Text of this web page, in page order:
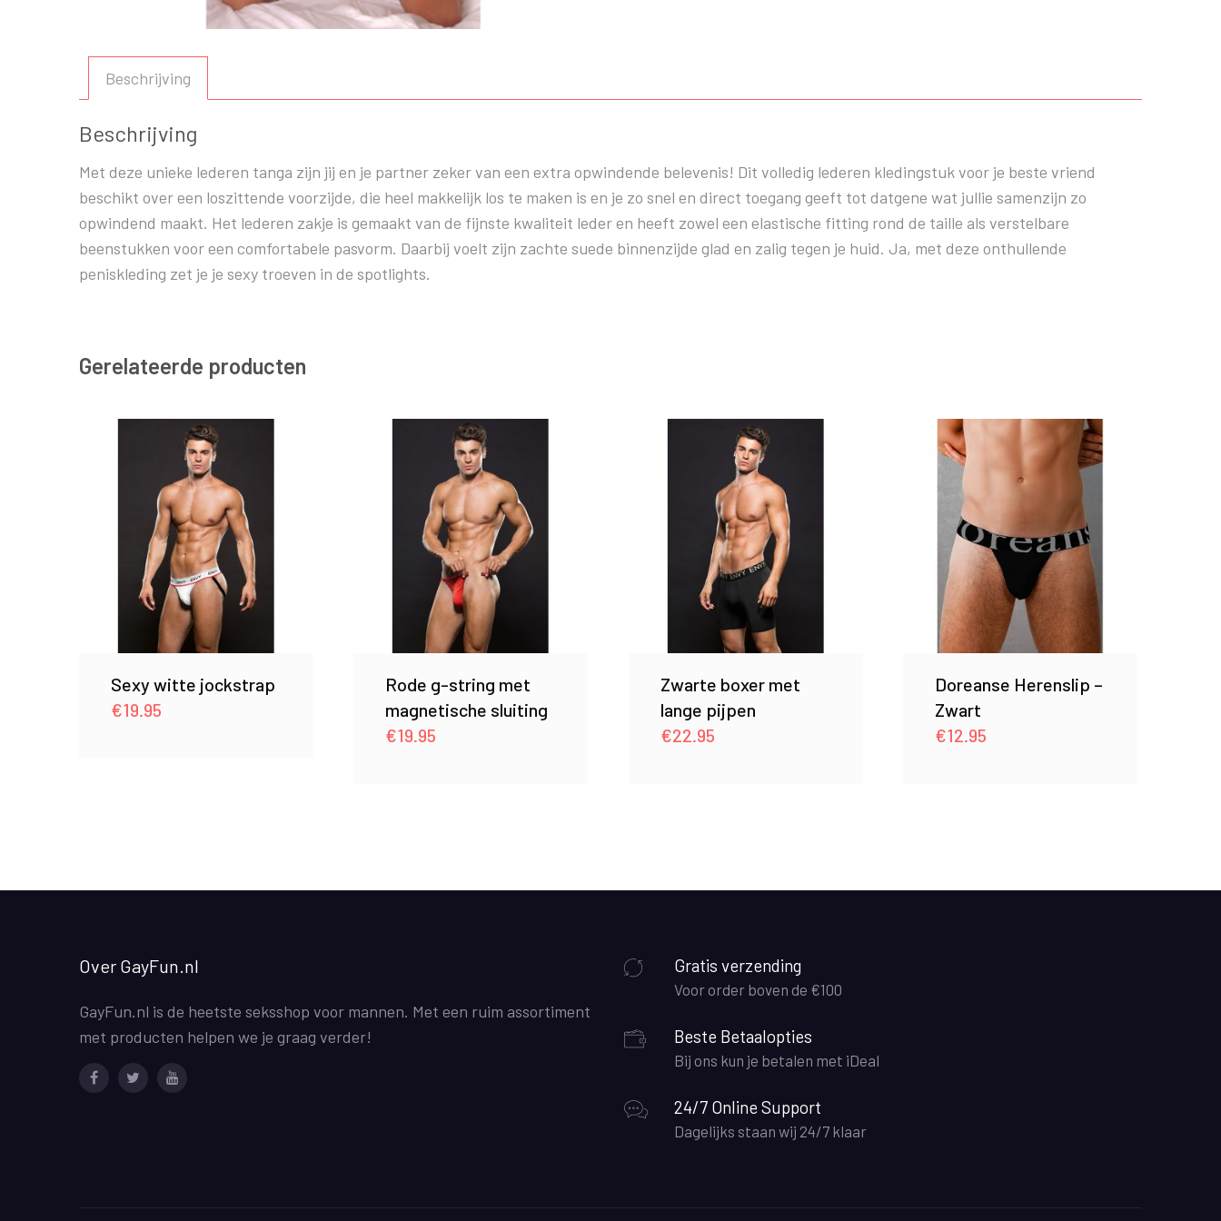
Beschrijving
Beschrijving
Met deze unieke lederen tanga zijn jij en je partner zeker van een extra opwindende belevenis! Dit volledig lederen kledingstuk voor je beste vriend
beschikt over een loszittende voorzijde, die heel makkelijk los te maken is en je zo snel en direct toegang geeft tot datgene wat jullie samenzijn zo
opwindend maakt. Het lederen zakje is gemaakt van de fijnste kwaliteit leder en heeft zowel een elastische fitting rond de taille als verstelbare
beenstukken voor een comfortabele pasvorm. Daarbij voelt zijn zachte suede binnenzijde glad en zalig tegen je huid. Ja, met deze onthullende
peniskleding zet je je sexy troeven in de spotlights.
Gerelateerde producten
Sexy witte jockstrap
€19.95
Rode g-string met
magnetische sluiting
€19.95
Zwarte boxer met
lange pijpen
€22.95
Doreanse Herenslip –
Zwart
€12.95
Over GayFun.nl
GayFun.nl is de heetste seksshop voor mannen. Met een ruim assortiment
met producten helpen we je graag verder!
Gratis verzending
Voor order boven de €100
Beste Betaalopties
Bij ons kun je betalen met iDeal
24/7 Online Support
Dagelijks staan wij 24/7 klaar